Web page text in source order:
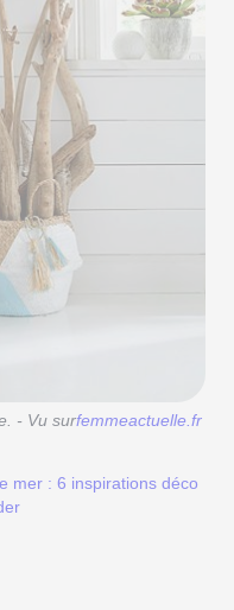
- Vu surfemmeactuelle.fr
mer : 6 inspirations déco